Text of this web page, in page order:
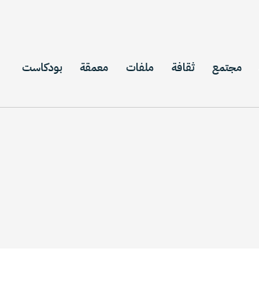
مجتمع ثقافة ملفات معمقة بودكاست